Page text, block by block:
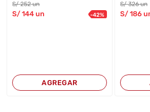
S/252 un
S/144 un -42%
AGREGAR
S/326 un
S/186